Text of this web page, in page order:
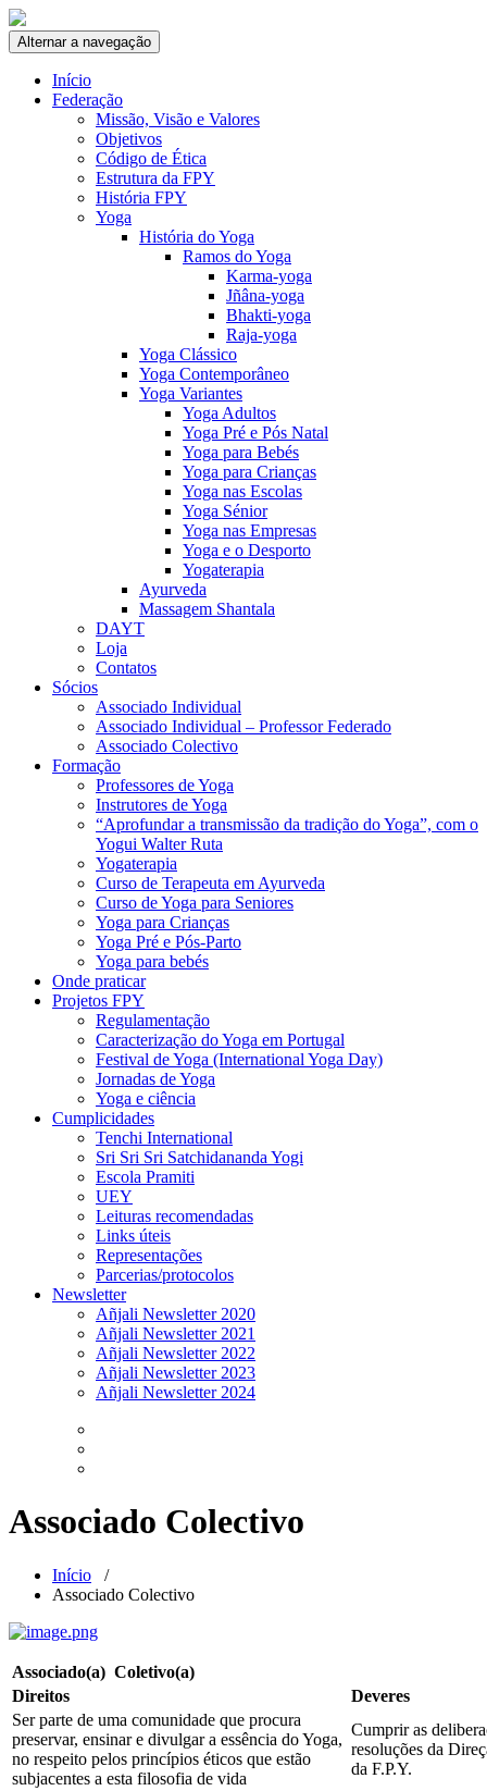
Skip to content
Alternar a navegação
Início
Federação
Missão, Visão e Valores
Objetivos
Código de Ética
Estrutura da FPY
História FPY
Yoga
História do Yoga
Ramos do Yoga
Karma-yoga
Jñâna-yoga
Bhakti-yoga
Raja-yoga
Yoga Clássico
Yoga Contemporâneo
Yoga Variantes
Yoga Adultos
Yoga Pré e Pós Natal
Yoga para Bebés
Yoga para Crianças
Yoga nas Escolas
Yoga Sénior
Yoga nas Empresas
Yoga e o Desporto
Yogaterapia
Ayurveda
Massagem Shantala
DAYT
Loja
Contatos
Sócios
Associado Individual
Associado Individual – Professor Federado
Associado Colectivo
Formação
Professores de Yoga
Instrutores de Yoga
“Aprofundar a transmissão da tradição do Yoga”, com o
Yogui Walter Ruta
Yogaterapia
Curso de Terapeuta em Ayurveda
Curso de Yoga para Seniores
Yoga para Crianças
Yoga Pré e Pós-Parto
Yoga para bebés
Onde praticar
Projetos FPY
Regulamentação
Caracterização do Yoga em Portugal
Festival de Yoga (International Yoga Day)
Jornadas de Yoga
Yoga e ciência
Cumplicidades
Tenchi International
Sri Sri Sri Satchidananda Yogi
Escola Pramiti
UEY
Leituras recomendadas
Links úteis
Representações
Parcerias/protocolos
Newsletter
Añjali Newsletter 2020
Añjali Newsletter 2021
Añjali Newsletter 2022
Añjali Newsletter 2023
Añjali Newsletter 2024
Associado Colectivo
Início /
Associado Colectivo
Associado(a) Coletivo(a)
Direitos
Deveres
Ser parte de uma comunidade que procura
preservar, ensinar e divulgar a essência do Yoga,
no respeito pelos princípios éticos que estão
subjacentes a esta filosofia de vida
Cumprir as
resoluções da
da F.P.Y.